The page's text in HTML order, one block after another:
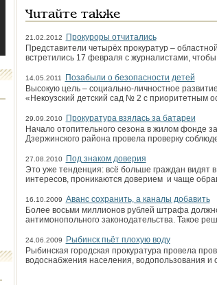
Читайте также
21.02.2012
Прокуроры отчитались
Представители четырёх прокуратур –
встретились 17 февраля с журналистами,
14.05.2011
Позабыли о безопасности детей
Высокую цель – социально-личностное
«Некоузский детский сад № 2 с приоритетным
29.09.2010
Прокуратура взялась за батареи
Начало отопительного сезона в жилом фонде
Дзержинского района провела проверку
27.08.2010
Под знаком доверия
Это уже тенденция: всё больше граждан видят
интересов, проникаются доверием и чаще
16.10.2009 Аванс сохранить, а каналы добавить
Более восьми миллионов рублей штрафа
антимонопольного законодательства. Такое
24.06.2009
Рыбинск пьёт плохую воду
Рыбинская городская прокуратура провела
водоснабжения населения, водопользования и